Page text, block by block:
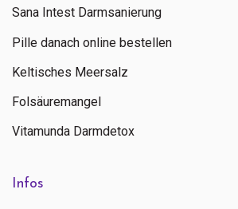
Sana Intest Darmsanierung
Pille danach online bestellen
Keltisches Meersalz
Folsäuremangel
Vitamunda Darmdetox
Infos